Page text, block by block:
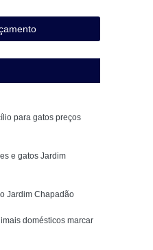
Cachorro
para gatos preços
e gatos Jardim
Jardim Chapadão
domésticos marcar